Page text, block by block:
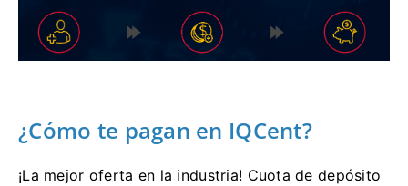
¿Cómo te pagan en IQCent?
¡La mejor oferta en la industria! Cuota de depósito